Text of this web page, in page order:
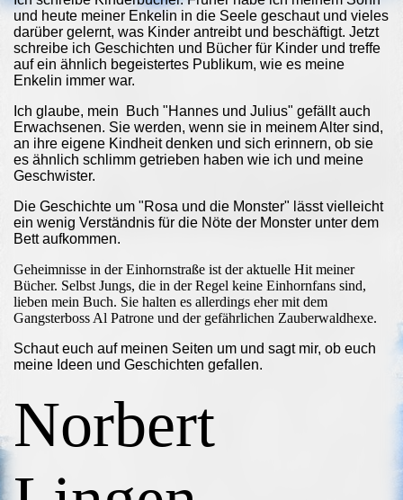
und heute meiner Enkelin in die Seele geschaut und vieles
darüber gelernt, was Kinder antreibt und beschäftigt. Jetzt
schreibe ich Geschichten und Bücher für Kinder und treffe
auf ein ähnlich begeistertes Publikum, wie es meine
Enkelin immer war.
Ich glaube, mein Buch "Hannes und Julius" gefällt auch
Erwachsenen. Sie werden, wenn sie in meinem Alter sind,
an ihre eigene Kindheit denken und sich erinnern, ob sie
es ähnlich schlimm getrieben haben wie ich und meine
Geschwister.
Die Geschichte um "Rosa und die Monster" lässt vielleicht
ein wenig Verständnis für die Nöte der Monster unter dem
Bett aufkommen.
Geheimnisse in der Einhornstraße ist der aktuelle Hit meiner
Bücher. Selbst Jungs, die in der Regel keine Einhornfans sind,
lieben mein Buch. Sie halten es allerdings eher mit dem
Gangsterboss Al Patrone und der gefährlichen Zauberwaldhexe.
Schaut euch auf meinen Seiten um und sagt mir, ob euch
meine Ideen und Geschichten gefallen.
Norbert